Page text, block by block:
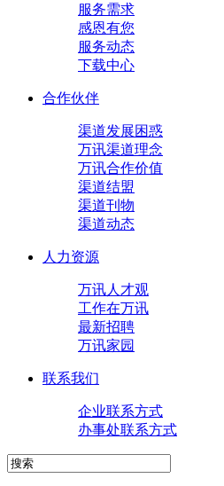
服务需求
感恩有您
服务动态
下载中心
合作伙伴
渠道发展困惑
万讯渠道理念
万讯合作价值
渠道结盟
渠道刊物
渠道动态
人力资源
万讯人才观
工作在万讯
最新招聘
万讯家园
联系我们
企业联系方式
办事处联系方式